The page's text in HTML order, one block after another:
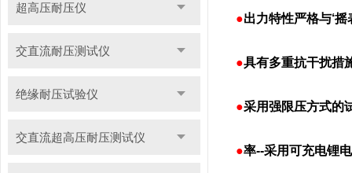
超高压耐压仪
交直流耐压测试仪
绝缘耐压试验仪
交直流超高压耐压测试仪
●出力特性严格与‘摇
●具有多重抗干扰措
●采用强限压方式的
●率--采用可充电锂